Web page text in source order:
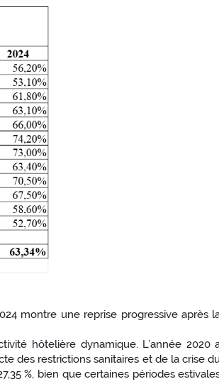
montre une reprise progressive après
hôtelière dynamique. L’année 2020
des restrictions sanitaires et de la crise
%, bien que certaines périodes